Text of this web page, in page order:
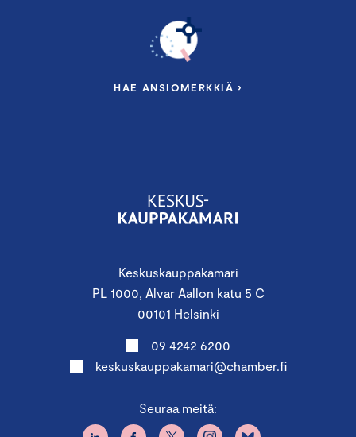
Keskuskauppakamari
PL 1000, Alvar Aallon katu 5 C
00101 Helsinki
09 4242 6200
keskuskauppakamari@chamber.fi
Seuraa meitä:
HAE ANSIOMERKKIÄ ›